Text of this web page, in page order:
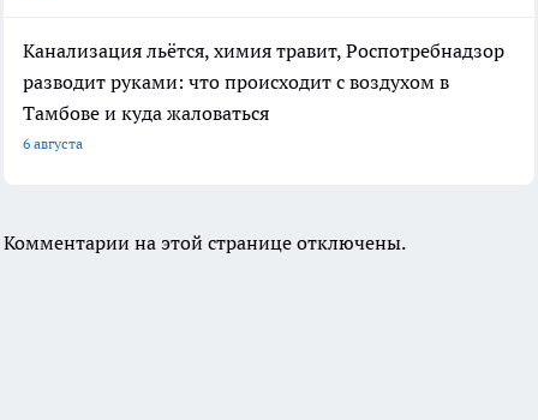
Канализация льётся, химия травит, Роспотребнадзор
разводит руками: что происходит с воздухом в
Тамбове и куда жаловаться
6 августа
Комментарии на этой странице отключены.